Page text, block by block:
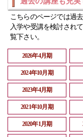
こちらのページでは過
入学や受講を検討され
覧下さい。
2026年4月期
2024年10月期
2023年4月期
2021年10月期
2020年1月期